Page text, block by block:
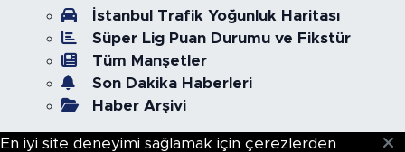
İstanbul Trafik Yoğunluk Haritası
Süper Lig Puan Durumu ve Fikstür
Tüm Manşetler
Son Dakika Haberleri
Haber Arşivi
En iyi site deneyimi sağlamak için çerezlerden